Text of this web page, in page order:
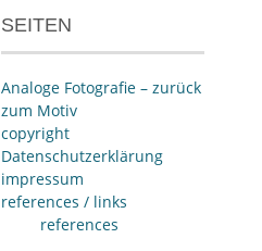
SEITEN
Analoge Fotografie – zurück
zum Motiv
copyright
Datenschutzerklärung
impressum
references / links
references